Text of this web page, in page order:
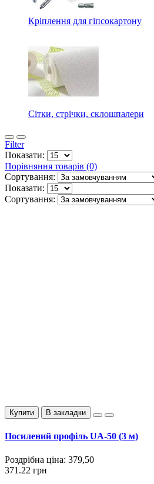
Кріплення для гіпсокартону
Сітки, стрічки, склошпалери
Filter
Показати:
Порівняння товарів (0)
Сортування:
Показати:
Сортування:
Купити В закладки
Посилений профіль UA-50 (3 м)
Роздрібна ціна: 379,50
371.22 грн